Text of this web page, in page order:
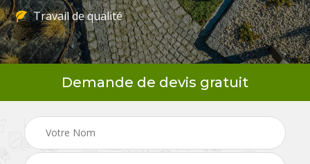
Travail de qualité
Demande de devis gratuit